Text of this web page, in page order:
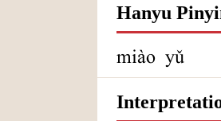
Hanyu
miào yǔ